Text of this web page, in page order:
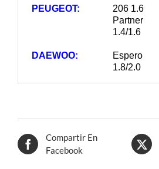
PEUGEOT:
206 1.6
Partner
1.4/1.6
DAEWOO:
Espero
1.8/2.0
Compartir En
Facebook